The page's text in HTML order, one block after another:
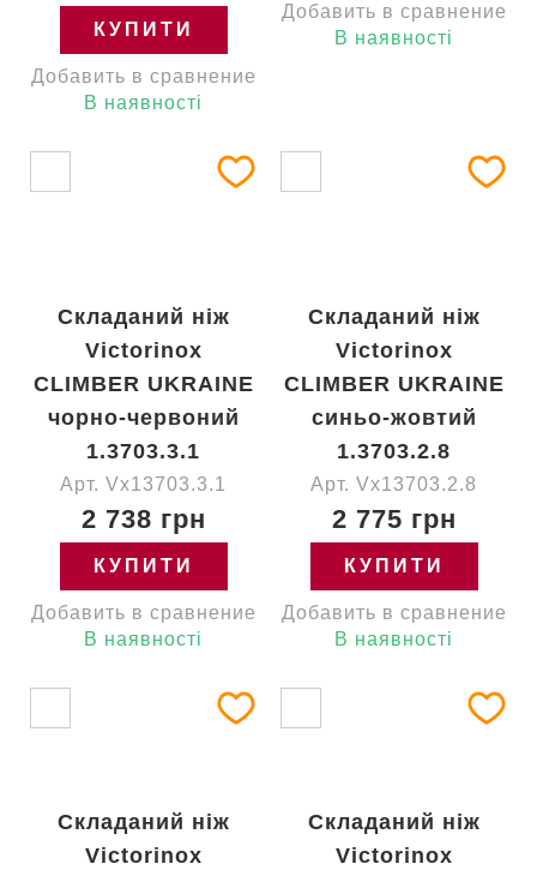
КУПИТИ
Добавить в сравнение
В наявності
Добавить в сравнение
В наявності
Складаний ніж
Victorinox
CLIMBER UKRAINE
чорно-червоний
1.3703.3.1
Арт. Vx13703.3.1
2 738 грн
КУПИТИ
Добавить в сравнение
В наявності
Складаний ніж
Victorinox
CLIMBER UKRAINE
синьо-жовтий
1.3703.2.8
Арт. Vx13703.2.8
2 775 грн
КУПИТИ
Добавить в сравнение
В наявності
Складаний ніж
Victorinox
Складаний ніж
Victorinox